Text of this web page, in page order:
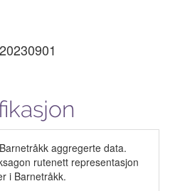
20230901
aggregerte data.
rutenett representasjon
i Barnetråkk.